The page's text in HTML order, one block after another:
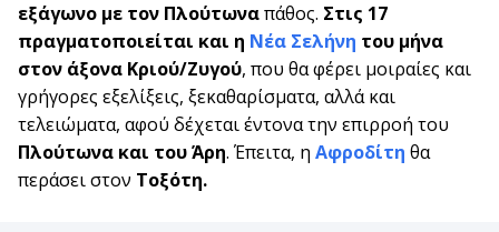
εξάγωνο με τον Πλούτωναπάθος. Στις 17
πραγματοποιείται και η Νέα Σελήνη του μήνα
στον άξονα Κριού/Ζυγού, που θα φέρει μοιραίες και
γρήγορες εξελίξεις, ξεκαθαρίσματα, αλλά και
τελειώματα, αφού δέχεται έντονα την επιρροή του
Πλούτωνα και του Άρη. Έπειτα, η Αφροδίτη θα
περάσει στον Τοξότη.